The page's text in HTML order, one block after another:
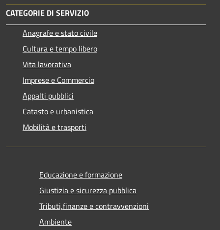
CATEGORIE DI SERVIZIO
Anagrafe e stato civile
Cultura e tempo libero
Vita lavorativa
Imprese e Commercio
Appalti pubblici
Catasto e urbanistica
Mobilità e trasporti
Educazione e formazione
Giustizia e sicurezza pubblica
Tributi,finanze e contravvenzioni
Ambiente